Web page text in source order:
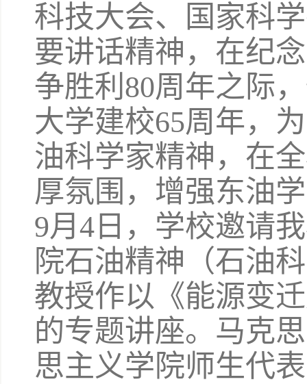
科技大会、国家科
要讲话精神，在纪
争胜利80周年之际
大学建校65周年，
油科学家精神，在
厚氛围，增强东油
9月4日，学校邀请
院石油精神（石油
教授作以《能源变
的专题讲座。马克
思主义学院师生代